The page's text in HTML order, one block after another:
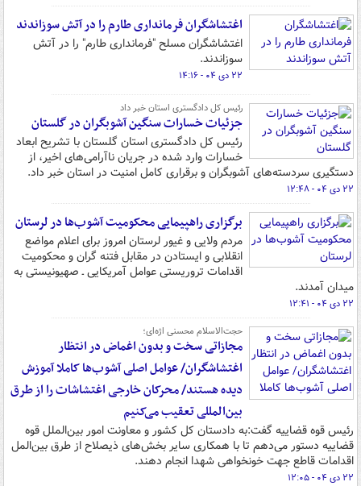
اغتشاشگران فرمانداری طارم را در آتش سوزاندند
اغتشاشگران مسلح "فرمانداری طارم" را در آتش
سوزاندند.
۲۲ دی ۰۴ - ۱۴:۱۶
رئیس کل دادگستری استان خبر داد
جزئیات خسارات سنگین آشوبگران در گلستان
رئیس کل دادگستری استان گلستان با تشریح ابعاد
خسارات وارد شده در جریان ناآرامی‌های اخیر، از
دستگیری سردسته‌های آشوبگران و برقراری کامل امنیت در استان خبر داد.
۲۲ دی ۰۴ - ۱۲:۴۸
برگزاری راهپیمایی محکومیت آشوب‌ها در لرستان
مردم ولایی و غیور لرستان امروز برای اعلام مواضع
انقلابی و ایستادن در مقابل فتنه گران و محکومیت
اقدامات تروریستی عوامل آمریکایی ـ صهیونیستی به
میدان آمدند.
۲۲ دی ۰۴ - ۱۲:۴۱
حجت‌الاسلام‌ محسنی اژه‌ای؛
مجازاتی سخت و بدون اغماض در انتظار
اغتشاشگران/ عوامل اصلی آشوب‌ها کاملا آموزش
دیده هستند/ محرکان خارجی اغتشاشات را از طرق
بین‌المللی تعقیب می‌کنیم
رئیس قوه قضاییه گفت:به دادستان کل کشور و معاونت امور بین‌الملل قوه
قضاییه دستور می‌دهم تا با همکاری سایر بخش‌های ذیصلاح از طرق بین‌المل
اقدامات قاطع جهت خونخواهی شهدا انجام دهند.
۲۲ دی ۰۴ - ۱۲:۰۵